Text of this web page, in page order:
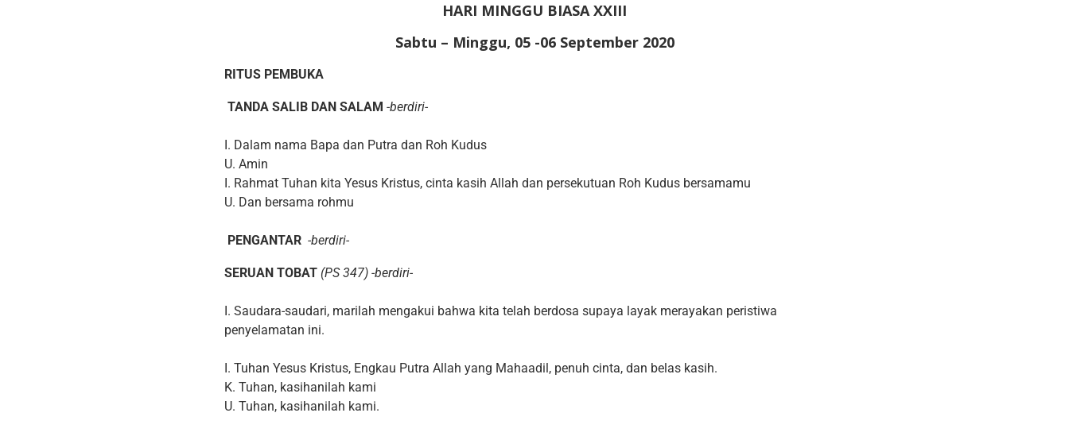
HARI MINGGU BIASA XXIII
Sabtu – Minggu, 05 -06 September 2020
RITUS PEMBUKA
TANDA SALIB DAN SALAM -berdiri-
I. Dalam nama Bapa dan Putra dan Roh Kudus
U. Amin
I. Rahmat Tuhan kita Yesus Kristus, cinta kasih Allah dan persekutuan Roh Kudus bersamamu
U. Dan bersama rohmu
PENGANTAR -berdiri-
SERUAN TOBAT (PS 347) -berdiri-
I. Saudara-saudari, marilah mengakui bahwa kita telah berdosa supaya layak merayakan peristiwa
penyelamatan ini.
I. Tuhan Yesus Kristus, Engkau Putra Allah yang Mahaadil, penuh cinta, dan belas kasih.
K. Tuhan, kasihanilah kami
U. Tuhan, kasihanilah kami.